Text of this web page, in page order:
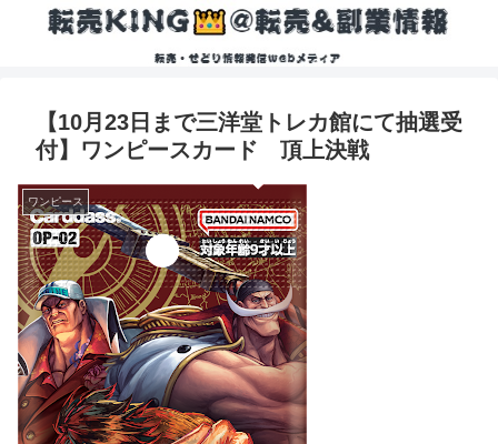
【10月23日まで三洋堂トレカ館にて抽選受
付】ワンピースカード 頂上決戦
ワンピース